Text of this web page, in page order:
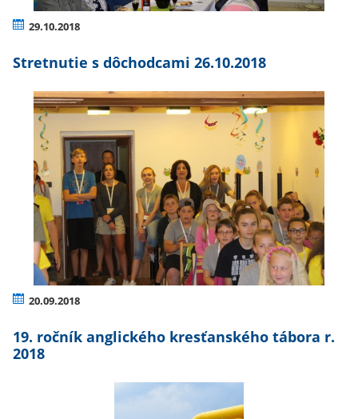
29.10.2018
Stretnutie s dôchodcami 26.10.2018
20.09.2018
19. ročník anglického kresťanského tábora r.
2018